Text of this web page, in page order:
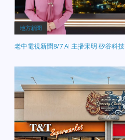
地方新聞
老中電視新聞8/7 AI 主播宋明 矽谷科技